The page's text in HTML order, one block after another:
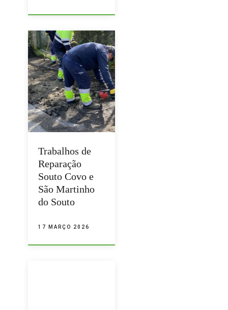
Trabalhos de
Reparação
Souto Covo e
São Martinho
do Souto
17 MARÇO 2026